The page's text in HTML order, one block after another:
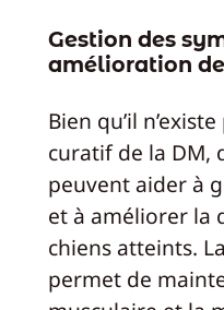
Gestion des
amélioration
Bien qu’il
curatif de la DM,
peuvent aider à
et à améliorer la
chiens atteints.
permet de